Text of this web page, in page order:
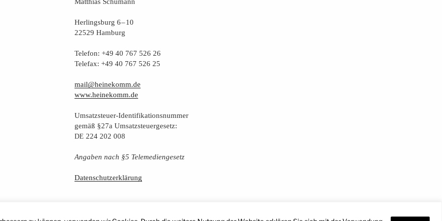
Her­lings­burg 6 – 10
22529 Hamburg
Tele­fon: +49 40 767 526 26
Tele­fax: +49 40 767 526 25
mail@heinekomm.de
www.heinekomm.de
Umsatz­steu­er-Iden­ti­fi­ka­ti­ons­num­mer
gemäß §27a Umsatzsteuergesetz:
DE 224 202 008
Anga­ben nach §5 Telemediengesetz
Daten­schutz­er­klä­rung